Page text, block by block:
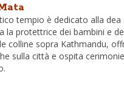
tempio è dedicato alla dea
la protettrice dei bambini e
colline sopra Kathmandu,
sulla città e ospita